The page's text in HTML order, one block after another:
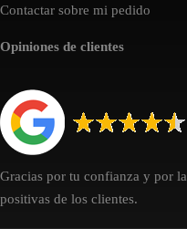
Contactar sobre mi pedido
Opiniones de clientes
Gracias por tu confianza y por
positivas de los clientes.